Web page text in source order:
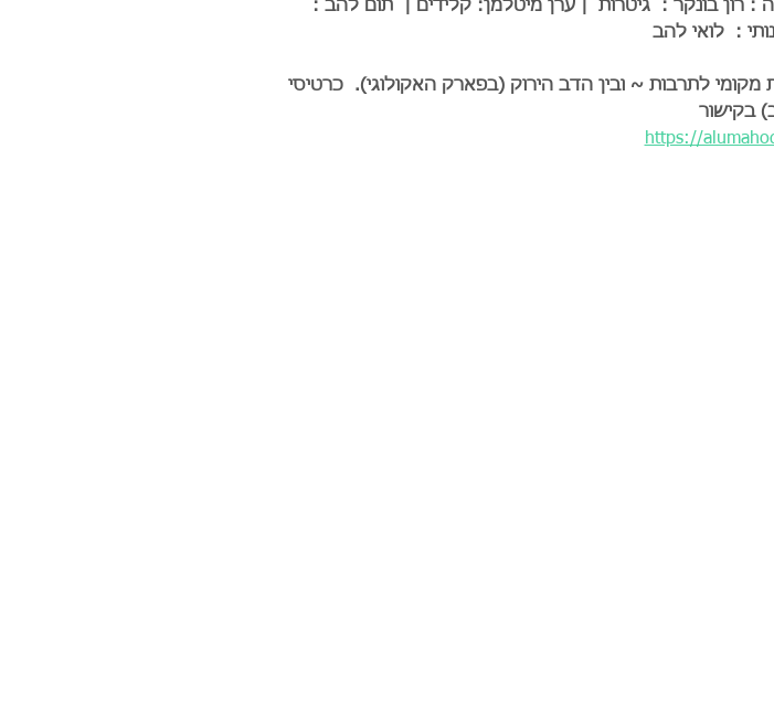
: רון בונקר :  גיטרות  | ערן מיטלמן: קלידים |  תום להב :
:  לואי להב
לתרבות ~ ובין הדב הירוק (בפארק האקולוגי).  כרטיסי
בקישור
https://